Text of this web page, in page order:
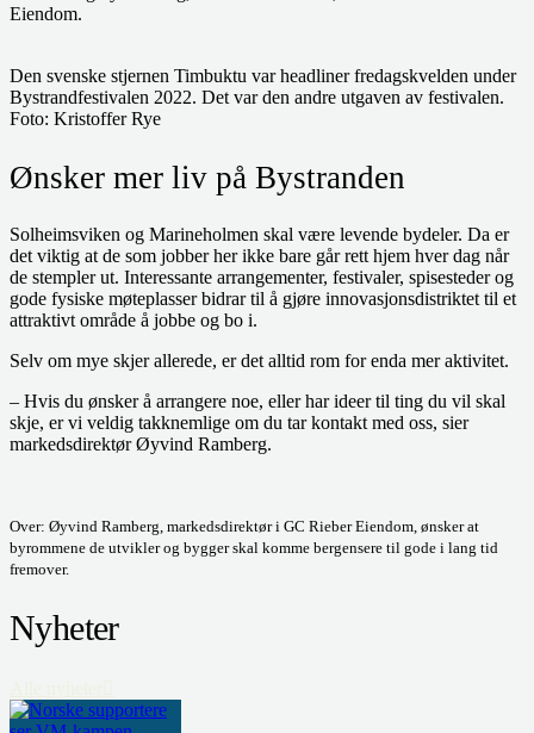
Eiendom.
Den svenske stjernen Timbuktu var headliner fredagskvelden under
Bystrandfestivalen 2022. Det var den andre utgaven av festivalen.
Foto: Kristoffer Rye
Ønsker mer liv på Bystranden
Solheimsviken og Marineholmen skal være levende bydeler. Da er
det viktig at de som jobber her ikke bare går rett hjem hver dag når
de stempler ut. Interessante arrangementer, festivaler, spisesteder og
gode fysiske møteplasser bidrar til å gjøre innovasjonsdistriktet til et
attraktivt område å jobbe og bo i.
Selv om mye skjer allerede, er det alltid rom for enda mer aktivitet.
– Hvis du ønsker å arrangere noe, eller har ideer til ting du vil skal
skje, er vi veldig takknemlige om du tar kontakt med oss, sier
markedsdirektør Øyvind Ramberg.
Over: Øyvind Ramberg, markedsdirektør i GC Rieber Eiendom, ønsker at
byrommene de utvikler og bygger skal komme bergensere til gode i lang tid
fremover.
Nyheter